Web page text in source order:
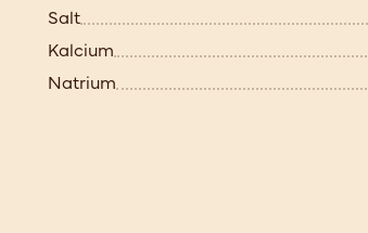
Salt
Kalcium
Natrium